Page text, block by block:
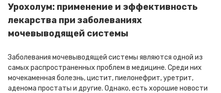
Урохолум: применение и эффективность
лекарства при заболеваниях
мочевыводящей системы
Заболевания мочевыводящей системы являются одной из
самых распространенных проблем в медицине. Среди них
мочекаменная болезнь, цистит, пиелонефрит, уретрит,
аденома простаты и другие. Однако, есть хорошие новости